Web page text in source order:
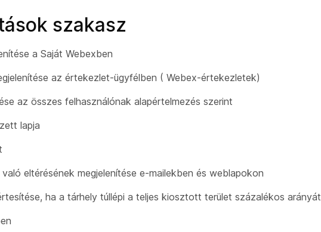
szakasz
a Saját Webexben
az értekezlet-ügyfélben ( Webex-értekezletek)
az összes felhasználónak alapértelmezés szerint
lapja
eltérésének megjelenítése e-mailekben és weblapokon
ha a tárhely túllépi a teljes kiosztott terület százalékos arányát